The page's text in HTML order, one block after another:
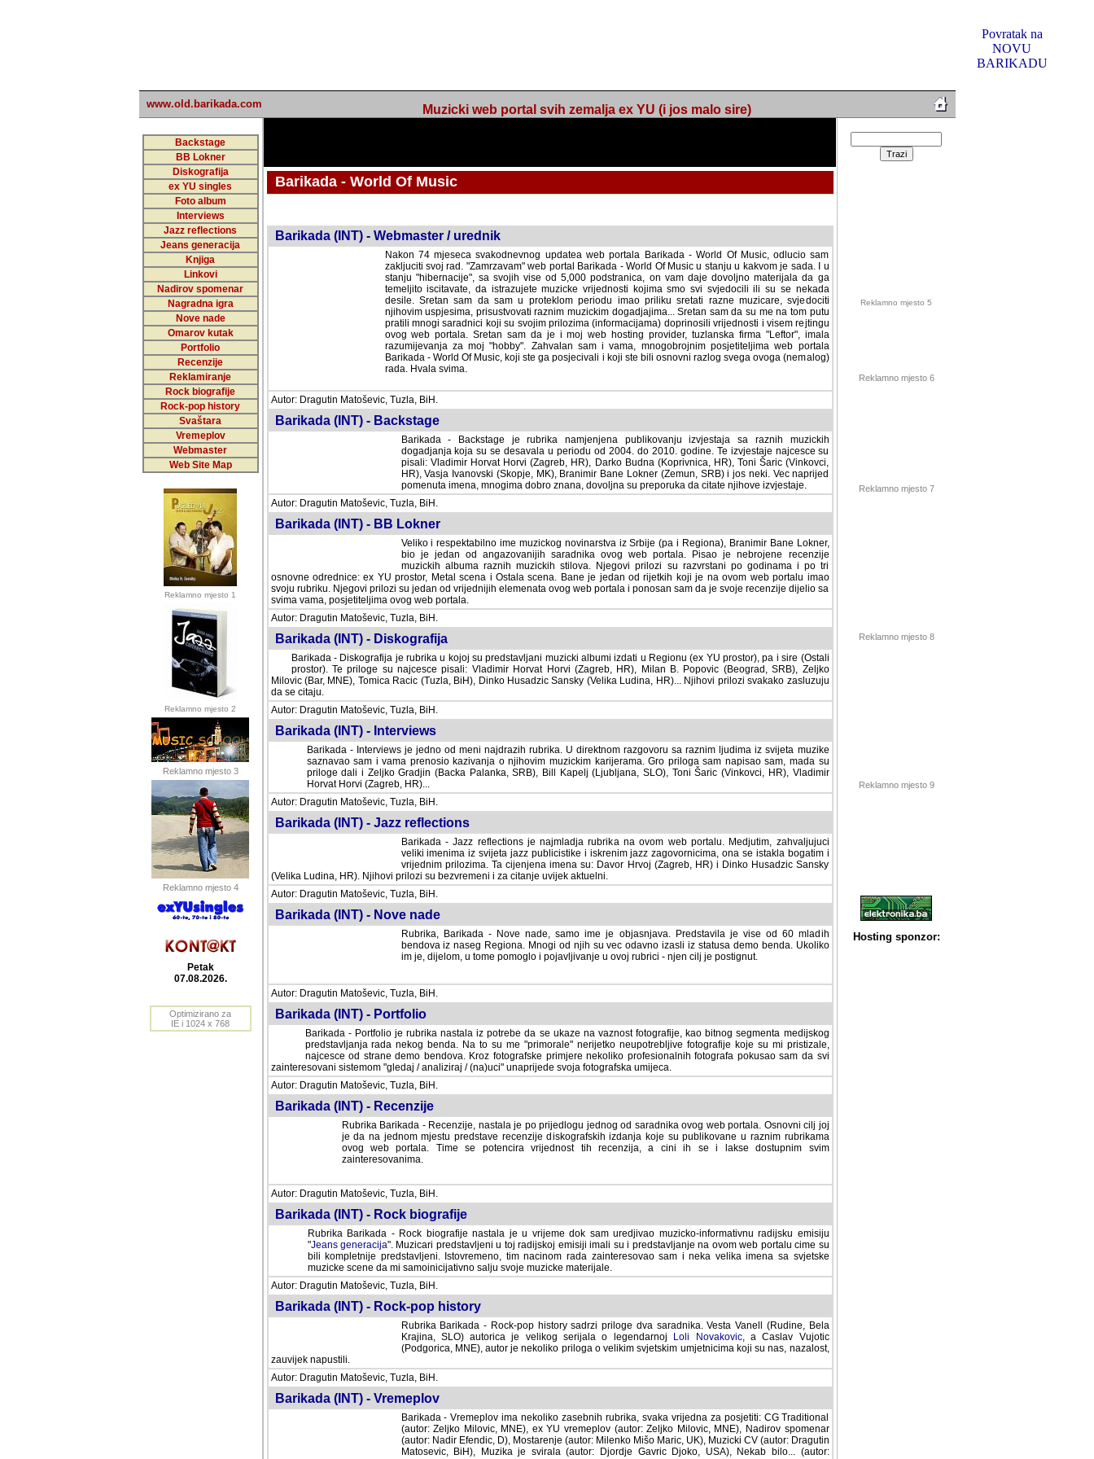
Povratak na
NOVU
BARIKADU
www.old.barikada.com Muzicki web portal svih zemalja ex YU (i jos malo sire)
Backstage
BB Lokner
Diskografija
ex YU singles
Foto album
Interviews
Jazz reflections
Jeans generacija
Knjiga
Linkovi
Nadirov spomenar
Nagradna igra
Nove nade
Omarov kutak
Portfolio
Recenzije
Reklamiranje
Rock biografije
Rock-pop history
Svaštara
Vremeplov
Webmaster
Web Site Map
Reklamno mjesto 1
Reklamno mjesto 2
Reklamno mjesto 3
Reklamno mjesto 4
Petak
07.08.2026.
Optimizirano za
IE i 1024 x 768
Barikada - World Of Music
Barikada (INT) - Webmaster / urednik
Nakon 74 mjeseca svakodnevnog updatea web portala Barikada - World Of Music, odlucio sam
zakljuciti svoj rad. "Zamrzavam" web portal Barikada - World Of Music u stanju u kakvom je sada. I u
stanju "hibernacije", sa svojih vise od 5,000 podstranica, on vam daje dovoljno materijala da ga
temeljito iscitavate, da istrazujete muzicke vrijednosti kojima smo svi svjedocili ili su se nekada desile.
Sretan sam da sam u proteklom periodu imao priliku sretati razne muzicare, svjedociti njihovim
uspjesima, prisustvovati raznim muzickim dogadjajima... Sretan sam da su me na tom putu pratili
mnogi saradnici koji su svojim prilozima (informacijama) doprinosili vrijednosti i visem rejtingu ovog
web portala. Sretan sam da je i moj web hosting provider, tuzlanska firma "Leftor", imala
razumijevanja za moj "hobby". Zahvalan sam i vama, mnogobrojnim posjetiteljima web portala
Barikada - World Of Music, koji ste ga posjecivali i koji ste bili osnovni razlog svega ovoga (nemalog)
rada. Hvala svima.
Autor: Dragutin Matoševic, Tuzla, BiH.
Barikada (INT) - Backstage
Barikada - Backstage je rubrika namjenjena publikovanju izvjestaja sa raznih muzickih
dogadjanja koja su se desavala u periodu od 2004. do 2010. godine. Te izvjestaje najcesce su
pisali: Vladimir Horvat Horvi (Zagreb, HR), Darko Budna (Koprivnica, HR), Toni Šaric (Vinkovci,
HR), Vasja Ivanovski (Skopje, MK), Branimir Bane Lokner (Zemun, SRB) i jos neki. Vec naprijed
pomenuta imena, mnogima dobro znana, dovoljna su preporuka da citate njihove izvjestaje.
Autor: Dragutin Matoševic, Tuzla, BiH.
Barikada (INT) - BB Lokner
Veliko i respektabilno ime muzickog novinarstva iz Srbije (pa i Regiona), Branimir Bane Lokner,
bio je jedan od angazovanijih saradnika ovog web portala. Pisao je nebrojene recenzije muzickih
albuma raznih muzickih stilova. Njegovi prilozi su razvrstani po godinama i po tri osnovne
odrednice: ex YU prostor, Metal scena i Ostala scena. Bane je jedan od rijetkih koji je na ovom web portalu imao svoju rubriku.
Njegovi prilozi su jedan od vrijednijih elemenata ovog web portala i ponosan sam da je svoje recenzije dijelio sa svima vama,
posjetiteljima ovog web portala.
Autor: Dragutin Matoševic, Tuzla, BiH.
Barikada (INT) - Diskografija
Barikada - Diskografija je rubrika u kojoj su predstavljani muzicki albumi izdati u Regionu (ex YU prostor), pa i sire (Ostali
prostor). Te priloge su najcesce pisali: Vladimir Horvat Horvi (Zagreb, HR), Milan B. Popovic (Beograd, SRB), Zeljko Milovic
(Bar, MNE), Tomica Racic (Tuzla, BiH), Dinko Husadzic Sansky (Velika Ludina, HR)... Njihovi prilozi svakako zasluzuju da se
citaju.
Autor: Dragutin Matoševic, Tuzla, BiH.
Barikada (INT) - Interviews
Barikada - Interviews je jedno od meni najdrazih rubrika. U direktnom razgovoru sa raznim ljudima iz svijeta muzike
saznavao sam i vama prenosio kazivanja o njihovim muzickim karijerama. Gro priloga sam napisao sam, mada su
priloge dali i Zeljko Gradjin (Backa Palanka, SRB), Bill Kapelj (Ljubljana, SLO), Toni Šaric (Vinkovci, HR), Vladimir
Horvat Horvi (Zagreb, HR)...
Autor: Dragutin Matoševic, Tuzla, BiH.
Barikada (INT) - Jazz reflections
Barikada - Jazz reflections je najmladja rubrika na ovom web portalu. Medjutim, zahvaljujuci veliki
imenima iz svijeta jazz publicistike i iskrenim jazz zagovornicima, ona se istakla bogatim i
vrijednim prilozima. Ta cijenjena imena su: Davor Hrvoj (Zagreb, HR) i Dinko Husadzic Sansky
(Velika Ludina, HR). Njihovi prilozi su bezvremeni i za citanje uvijek aktuelni.
Autor: Dragutin Matoševic, Tuzla, BiH.
Barikada (INT) - Nove nade
Rubrika, Barikada - Nove nade, samo ime je objasnjava. Predstavila je vise od 60 mladih
bendova iz naseg Regiona. Mnogi od njih su vec odavno izasli iz statusa demo benda. Ukoliko im
je, dijelom, u tome pomoglo i pojavljivanje u ovoj rubrici - njen cilj je postignut.
Autor: Dragutin Matoševic, Tuzla, BiH.
Barikada (INT) - Portfolio
Barikada - Portfolio je rubrika nastala iz potrebe da se ukaze na vaznost fotografije, kao bitnog segmenta medijskog
predstavljanja rada nekog benda. Na to su me "primorale" nerijetko neupotrebljive fotografije koje su mi pristizale,
najcesce od strane demo bendova. Kroz fotografske primjere nekoliko profesionalnih fotografa pokusao sam da svi
zainteresovani sistemom "gledaj / analiziraj / (na)uci" unaprijede svoja fotografska umijeca.
Autor: Dragutin Matoševic, Tuzla, BiH.
Barikada (INT) - Recenzije
Rubrika Barikada - Recenzije, nastala je po prijedlogu jednog od saradnika ovog web portala. Osnovni cilj joj
je da na jednom mjestu predstave recenzije diskografskih izdanja koje su publikovane u raznim rubrikama
ovog web portala. Time se potencira vrijednost tih recenzija, a cini ih se i lakse dostupnim svim
zainteresovanima.
Autor: Dragutin Matoševic, Tuzla, BiH.
Barikada (INT) - Rock biografije
Rubrika Barikada - Rock biografije nastala je u vrijeme dok sam uredjivao muzicko-informativnu radijsku emisiju
"Jeans generacija". Muzicari predstavljeni u toj radijskoj emisiji imali su i predstavljanje na ovom web portalu cime su
bili kompletnije predstavljeni. Istovremeno, tim nacinom rada zainteresovao sam i neka velika imena sa svjetske
muzicke scene da mi samoinicijativno salju svoje muzicke materijale.
Autor: Dragutin Matoševic, Tuzla, BiH.
Barikada (INT) - Rock-pop history
Rubrika Barikada - Rock-pop history sadrzi priloge dva saradnika. Vesta Vanell (Rudine, Bela
Krajina, SLO) autorica je velikog serijala o legendarnoj
Loli Novakovic, a Caslav Vujotic
(Podgorica, MNE), autor je nekoliko priloga o velikim svjetskim umjetnicima koji su nas, nazalost,
zauvijek napustili.
Autor: Dragutin Matoševic, Tuzla, BiH.
Barikada (INT) - Vremeplov
Barikada - Vremeplov ima nekoliko zasebnih rubrika, svaka vrijedna za posjetiti: CG Traditional
(autor: Zeljko Milovic, MNE), ex YU vremeplov (autor: Zeljko Milovic, MNE), Nadirov spomenar
(autor: Nadir Efendic, D), Mostarenje (autor: Milenko Mišo Maric, UK), Muzicki CV (autor: Dragutin
Matosevic, BiH), Muzika je svirala (autor: Djordje Gavric Djoko, USA), Nekab bilo... (autor: